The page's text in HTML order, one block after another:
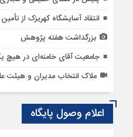
انتقاد آسایشگاه کهریزک از
بزرگداشت هفته پژوهش
جامعیت آقای خامنه‌ای در هیچ
ملاک انتخاب مدیران و هیئت
اعلام وصول پایگاه